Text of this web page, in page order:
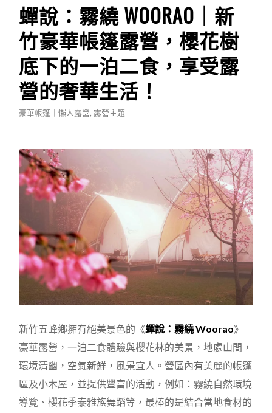
蟬說：霧繞 WOORAO｜新
竹豪華帳篷露營，櫻花樹
底下的一泊二食，享受露
營的奢華生活！
豪華帳篷｜懶人露營, 露營主題
新竹五峰鄉擁有絕美景色的《蟬說：霧繞 Woorao》
豪華露營，一泊二食體驗與櫻花林的美景，地處山間，
環境清幽，空氣新鮮，風景宜人。營區內有美麗的帳篷
區及小木屋，並提供豐富的活動，例如：霧繞自然環境
導覽、櫻花季泰雅族舞蹈等，最棒的是結合當地食材的